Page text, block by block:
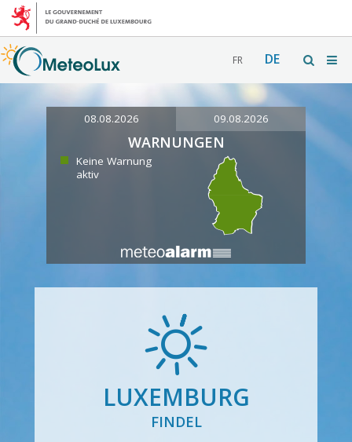
FR DE
08.08.2026 09.08.2026
WARNUNGEN
Keine Warnung
aktiv
LUXEMBURG
FINDEL